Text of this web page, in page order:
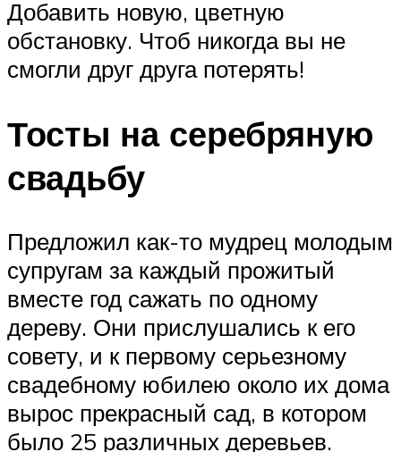
Добавить новую, цветную
обстановку. Чтоб никогда вы не
смогли друг друга потерять!
Тосты на серебряную
свадьбу
Предложил как-то мудрец молодым
супругам за каждый прожитый
вместе год сажать по одному
дереву. Они прислушались к его
совету, и к первому серьезному
свадебному юбилею около их дома
вырос прекрасный сад, в котором
было 25 различных деревьев.